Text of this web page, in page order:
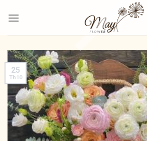
qua
25
Th10